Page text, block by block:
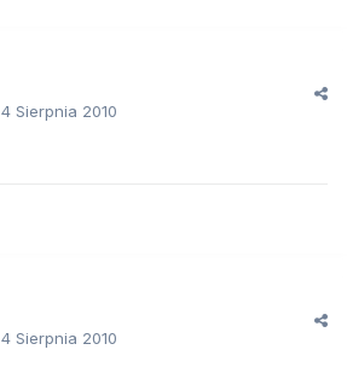
4 Sierpnia 2010
4 Sierpnia 2010